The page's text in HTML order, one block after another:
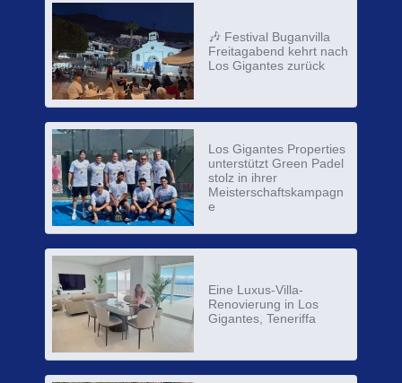
🎶 Festival Buganvilla
Freitagabend kehrt nach
Los Gigantes zurück
Los Gigantes Properties
unterstützt Green Padel
stolz in ihrer
Meisterschaftskampagn
e
Eine Luxus-Villa-
Renovierung in Los
Gigantes, Teneriffa